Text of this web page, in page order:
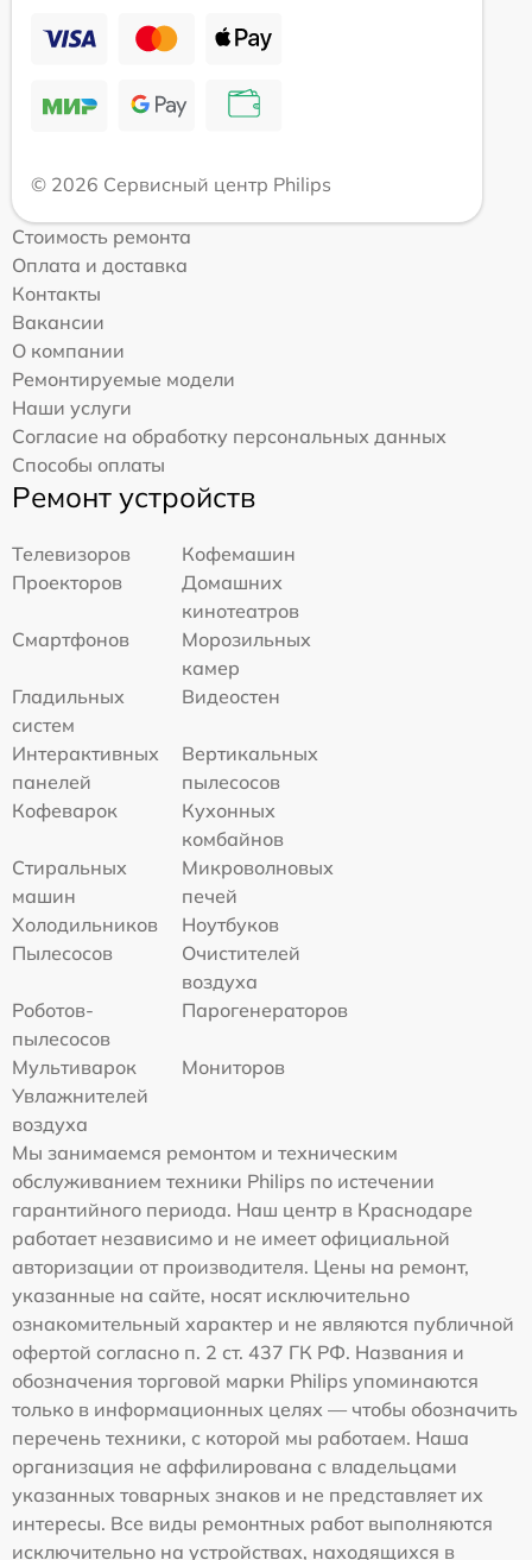
© 2026 Сервисный центр Philips
Стоимость ремонта
Оплата и доставка
Контакты
Вакансии
О компании
Ремонтируемые модели
Наши услуги
Согласие на обработку персональных данных
Способы оплаты
Ремонт устройств
Телевизоров
Кофемашин
Проекторов
Домашних
кинотеатров
Смартфонов
Морозильных
камер
Гладильных
систем
Видеостен
Интерактивных
панелей
Вертикальных
пылесосов
Кофеварок
Кухонных
комбайнов
Стиральных
машин
Микроволновых
печей
Холодильников
Ноутбуков
Пылесосов
Очистителей
воздуха
Роботов-
пылесосов
Парогенераторов
Мультиварок
Мониторов
Увлажнителей
воздуха
Мы занимаемся ремонтом и техническим
обслуживанием техники Philips по истечении
гарантийного периода. Наш центр в Краснодаре
работает независимо и не имеет официальной
авторизации от производителя. Цены на ремонт,
указанные на сайте, носят исключительно
ознакомительный характер и не являются публичной
офертой согласно п. 2 ст. 437 ГК РФ. Названия и
обозначения торговой марки Philips упоминаются
только в информационных целях — чтобы обозначить
перечень техники, с которой мы работаем. Наша
организация не аффилирована с владельцами
указанных товарных знаков и не представляет их
интересы. Все виды ремонтных работ выполняются
исключительно на устройствах, находящихся в